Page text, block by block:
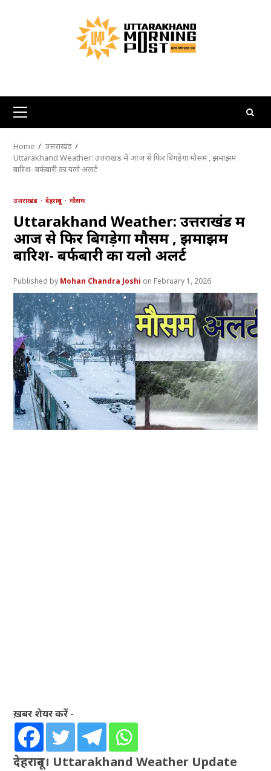
Primary
Menu
Home
उत्तराखंड
Uttarakhand Weather: उत्तराखंड में आज से फिर बिगड़ेगा मौसम , झमाझम
बारिश- बर्फबारी का यलो अलर्ट
उत्तराखंड देहरादून मौसम
Uttarakhand Weather: उत्तराखंड में
आज से फिर बिगड़ेगा मौसम , झमाझम
बारिश- बर्फबारी का यलो अलर्ट
Mohan Chandra Joshi February 1, 2026
ख़बर शेयर करें -
देहरादून। Uttarakhand Weather Update